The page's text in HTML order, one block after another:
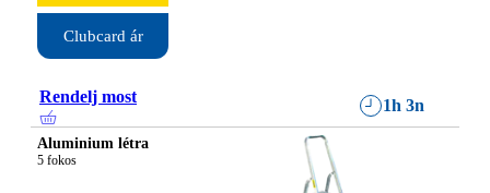
Clubcard ár
Rendelj most 1h 3n
Aluminium létra
5 fokos